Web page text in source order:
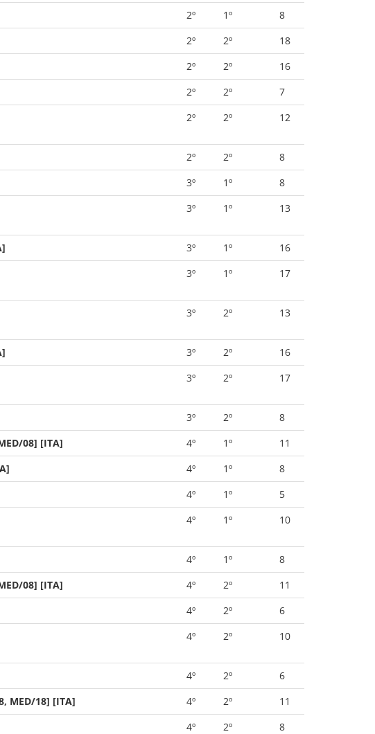
2º 1º
8
2º 2º
18
2º 2º
16
2º 2º
7
2º 2º 12
2º 2º
8
3º 1º
8
3º 1º 13
3º 1º
16
3º 1º 17
3º 2º 13
3º 2º
16
3º 2º 17
3º 2º
8
08] [ITA] 4º 1º
11
4º 1º
8
4º 1º
5
4º 1º 10
4º 1º
8
08] [ITA] 4º 2º
11
4º 2º
6
4º 2º 10
4º 2º
6
MED/18] [ITA] 4º 2º
11
4º 2º
8